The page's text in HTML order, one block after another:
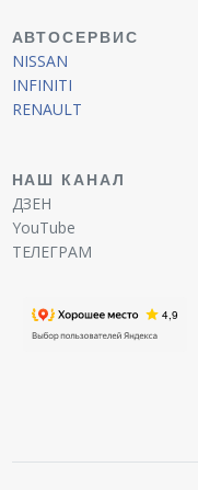
АВТОСЕРВИС
NISSAN
INFINITI
RENAULT
НАШ КАНАЛ
ДЗЕН
YouTube
ТЕЛЕГРАМ